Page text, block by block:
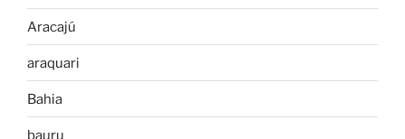
Aracajú
araquari
Bahia
bauru